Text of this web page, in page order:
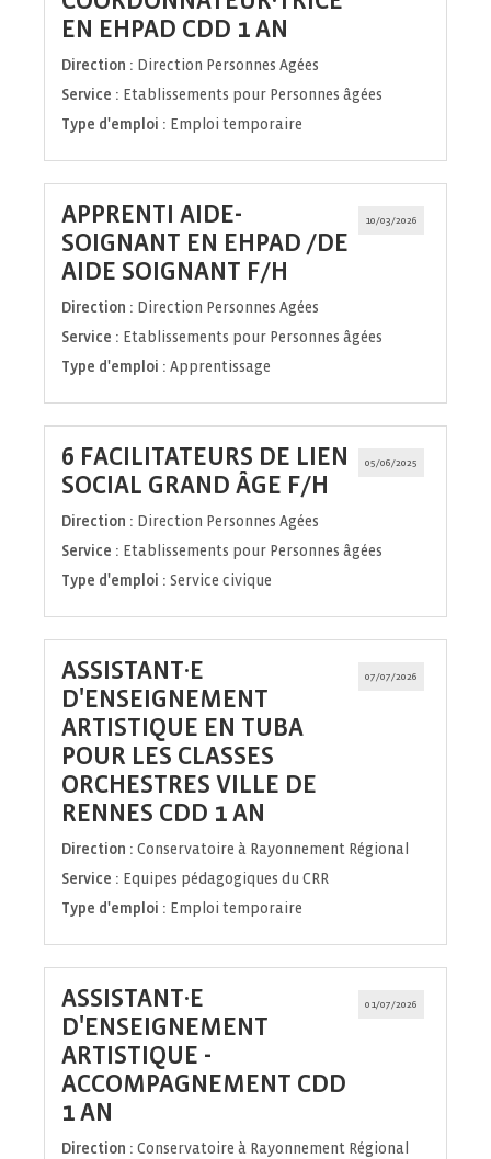
EN EHPAD CDD 1 AN
fenêtre)
Direction : Direction Personnes Agées
Service : Etablissements pour Personnes âgées
Type d'emploi : Emploi temporaire
10/03/2026
APPRENTI AIDE-
SOIGNANT EN EHPAD /DE
AIDE SOIGNANT F/H
fenêtre)
Direction : Direction Personnes Agées
Service : Etablissements pour Personnes âgées
Type d'emploi : Apprentissage
05/06/2025
6 FACILITATEURS DE LIEN
SOCIAL GRAND ÂGE F/H
Direction : Direction Personnes Agées
Service : Etablissements pour Personnes âgées
Type d'emploi : Service civique
07/07/2026
ASSISTANT·E
D'ENSEIGNEMENT
ARTISTIQUE EN TUBA
POUR LES CLASSES
ORCHESTRES VILLE DE
RENNES CDD 1 AN
fenêtre)
Direction : Conservatoire à Rayonnement Régional
Service : Equipes pédagogiques du CRR
Type d'emploi : Emploi temporaire
01/07/2026
ASSISTANT·E
D'ENSEIGNEMENT
ARTISTIQUE -
ACCOMPAGNEMENT CDD
1 AN
fenêtre)
Direction : Conservatoire à Rayonnement Régional